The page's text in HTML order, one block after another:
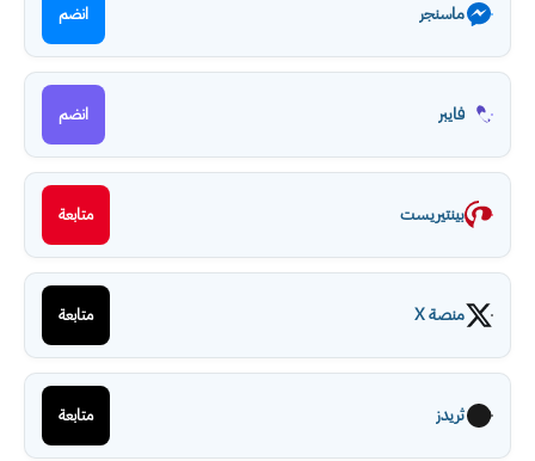
ماسنجر انضم
فايبر انضم
بينتيريست متابعة
منصة X متابعة
ثريدز متابعة